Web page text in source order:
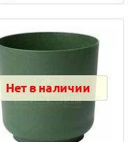
Нет в наличии